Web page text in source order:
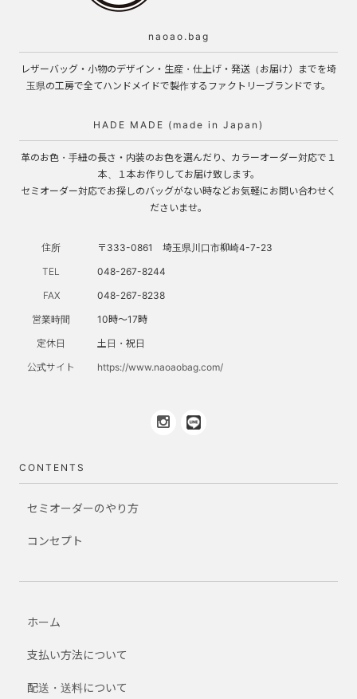
naoao.bag
レザーバッグ・小物のデザイン・生産・仕上げ・発送（お届け）までを埼
玉県の工房で全てハンドメイドで製作するファクトリーブランドです。
HADE MADE (made in Japan)
革のお色・手紐の長さ・内装のお色を選んだり、カラーオーダー対応で１
本、１本お作りしてお届け致します。
セミオーダー対応でお探しのバッグがない時などお気軽にお問い合わせく
ださいませ。
住所
〒333-0861 埼玉県川口市柳崎4-7-23
TEL
048-267-8244
FAX
048-267-8238
営業時間
10時～17時
定休日
土日・祝日
公式サイト
https://www.naoaobag.com/
CONTENTS
セミオーダーのやり方
コンセプト
ホーム
支払い方法について
配送・送料について